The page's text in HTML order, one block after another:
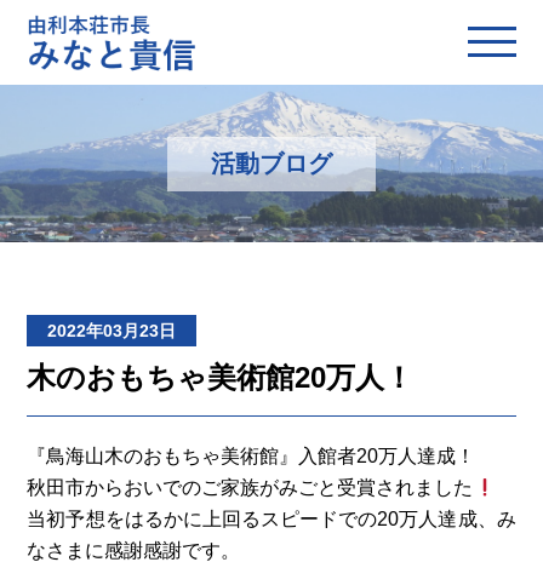
活動ブログ
2022年03月23日
木のおもちゃ美術館20万人！
『鳥海山木のおもちゃ美術館』入館者20万人達成！
秋田市からおいでのご家族がみごと受賞されました
当初予想をはるかに上回るスピードでの20万人達成、み
なさまに感謝感謝です。